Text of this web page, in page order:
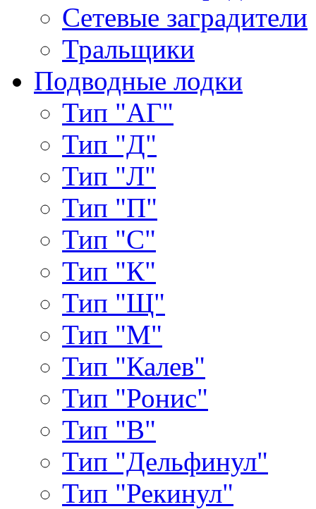
Сетевые заградители
Тральщики
Подводные лодки
Тип "АГ"
Тип "Д"
Тип "Л"
Тип "П"
Тип "С"
Тип "К"
Тип "Щ"
Тип "М"
Тип "Калев"
Тип "Ронис"
Тип "В"
Тип "Дельфинул"
Тип "Рекинул"